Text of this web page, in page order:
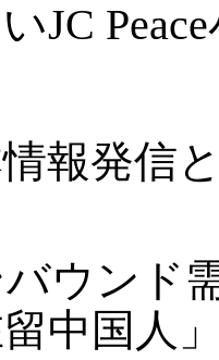
JC
報発信
ウンド
中国人